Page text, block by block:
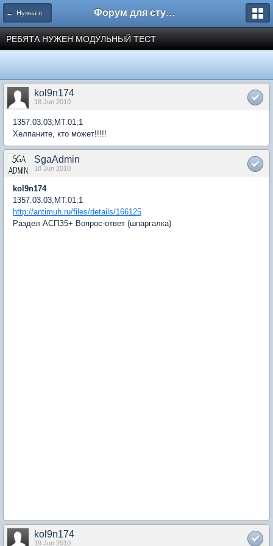
← Нужна помощь Форум для студента СГА
РЕБЯТА НУЖЕН МОДУЛЬНЫЙ ТЕСТ
kol9n174
18 Jun 2010
1357.03.03;МТ.01;1
Хелпаните, кто может!!!!!
SgaAdmin
18 Jun 2010
kol9n174
1357.03.03;МТ.01;1
http://antimuh.ru/files/details/166125
Раздел АСПЗ5+ Вопрос-ответ (шпаргалка)
kol9n174
19 Jun 2010